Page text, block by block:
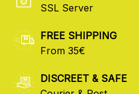
SSL Server
FREE SHIPPING
From 35€
DISCREET & SAFE